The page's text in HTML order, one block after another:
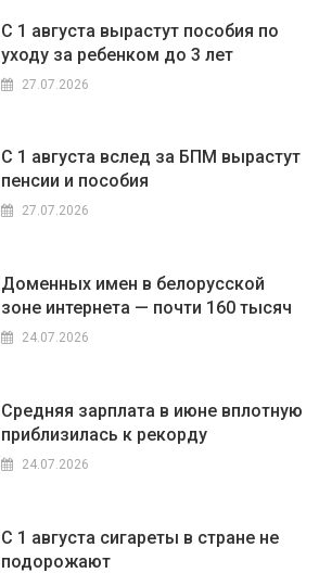
С 1 августа вырастут пособия по
уходу за ребенком до 3 лет
27.07.2026
С 1 августа вслед за БПМ вырастут
пенсии и пособия
27.07.2026
Доменных имен в белорусской
зоне интернета — почти 160 тысяч
24.07.2026
Средняя зарплата в июне вплотную
приблизилась к рекорду
24.07.2026
С 1 августа сигареты в стране не
подорожают